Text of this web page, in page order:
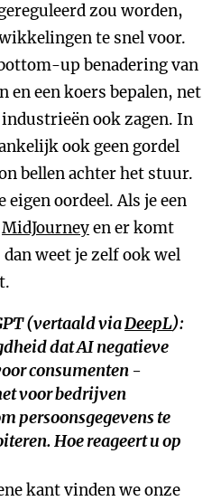
zou worden,
te snel voor.
up benadering van
en een koers bepalen, net
ook zagen. In
ook geen gordel
bellen achter het stuur.
oordeel. Als je een
MidJourneyen er komt
weet je zelf ook wel
(vertaald viaDeepL):
dat AI negatieve
consumenten -
voor bedrijven
persoonsgegevens te
Hoe reageert u op
kant vinden we onze